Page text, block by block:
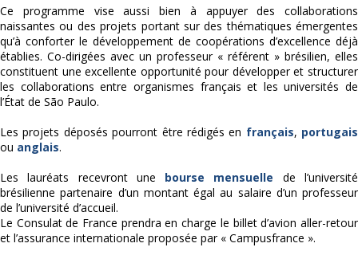
Ce programme vise aussi bien à appuyer des collaborations
naissantes ou des projets portant sur des thématiques émergentes
qu’à conforter le développement de coopérations d’excellence déjà
établies. Co-dirigées avec un professeur « référent » brésilien, elles
constituent une excellente opportunité pour développer et structurer
les collaborations entre organismes français et les universités de
l’État de São Paulo.
Les projets déposés pourront être rédigés en français, portugais
ou anglais.
Les lauréats recevront une bourse mensuelle de l’université
brésilienne partenaire d’un montant égal au salaire d’un professeur
de l’université d’accueil.
Le Consulat de France prendra en charge le billet d’avion aller-retour
et l’assurance internationale proposée par « Campusfrance ».